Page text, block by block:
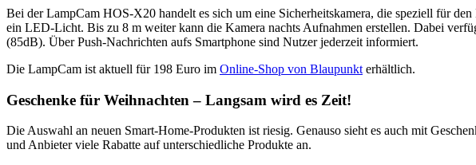
Bei der LampCam HOS-X20 handelt es sich um eine Sicherheitskamera, die speziell für
ein LED-Licht. Bis zu 8 m weiter kann die Kamera nachts Aufnahmen erstellen. Dabei
(85dB). Über Push-Nachrichten aufs Smartphone sind Nutzer jederzeit informiert.
Die LampCam ist aktuell für 198 Euro im Online-Shop von Blaupunkt erhältlich.
Geschenke für Weihnachten – Langsam wird es Zeit!
Die Auswahl an neuen Smart-Home-Produkten ist riesig. Genauso sieht es auch mit
und Anbieter viele Rabatte auf unterschiedliche Produkte an.